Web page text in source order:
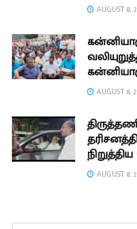
AUGUST 8,
AUGUST 8,
AUGUST 8,